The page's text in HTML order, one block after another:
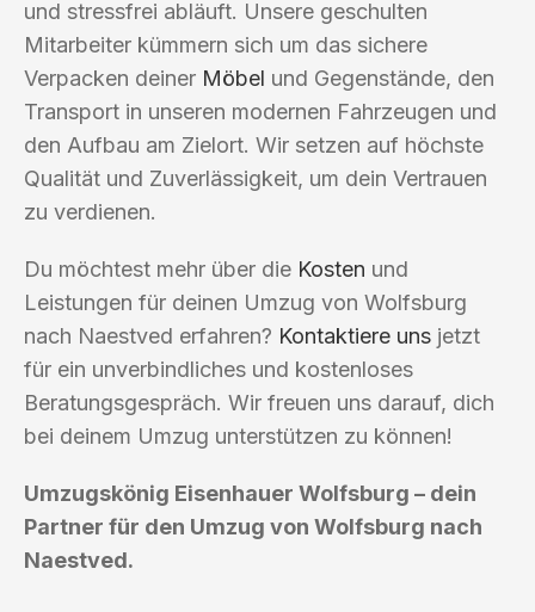
und stressfrei abläuft. Unsere geschulten
Mitarbeiter kümmern sich um das sichere
Verpacken deiner Möbel und Gegenstände, den
Transport in unseren modernen Fahrzeugen und
den Aufbau am Zielort. Wir setzen auf höchste
Qualität und Zuverlässigkeit, um dein Vertrauen
zu verdienen.
Du möchtest mehr über die Kosten und
Leistungen für deinen Umzug von Wolfsburg
nach Naestved erfahren? Kontaktiere uns jetzt
für ein unverbindliches und kostenloses
Beratungsgespräch. Wir freuen uns darauf, dich
bei deinem Umzug unterstützen zu können!
Umzugskönig Eisenhauer Wolfsburg – dein
Partner für den Umzug von Wolfsburg nach
Naestved.